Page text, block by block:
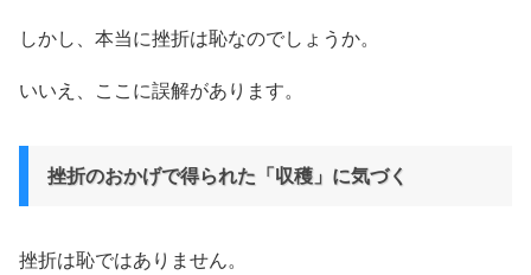
しかし、本当に挫折は恥なのでしょうか。
いいえ、ここに誤解があります。
挫折のおかげで得られた「収穫」に気づく
挫折は恥ではありません。